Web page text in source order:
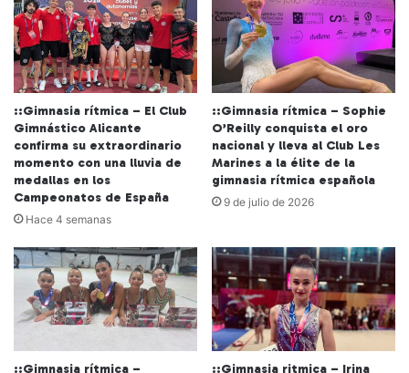
::Gimnasia rítmica – El Club
Gimnástico Alicante
confirma su extraordinario
momento con una lluvia de
medallas en los
Campeonatos de España
Hace 4 semanas
::Gimnasia rítmica – Sophie
O’Reilly conquista el oro
nacional y lleva al Club Les
Marines a la élite de la
gimnasia rítmica española
9 de julio de 2026
::Gimnasia rítmica –
::Gimnasia ritmica – Irina